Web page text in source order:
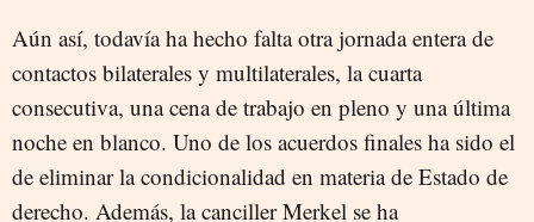
Aún así, todavía ha hecho falta otra jornada entera de
contactos bilaterales y multilaterales, la cuarta
consecutiva, una cena de trabajo en pleno y una última
noche en blanco. Uno de los acuerdos finales ha sido el
de eliminar la condicionalidad en materia de Estado de
derecho. Además, la canciller Merkel se ha